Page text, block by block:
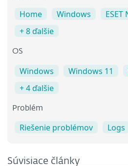
Home Windows
+ 8 ďalšie
OS
Windows Windows 11
+ 4 ďalšie
Problém
Riešenie problémov Logs
Súvisiace články